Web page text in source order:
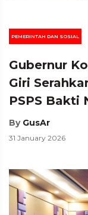
PEMERINTAH DAN SOSIAL
Gubernur
Giri
PSPS Bakti
By GusAr
31 January 2026